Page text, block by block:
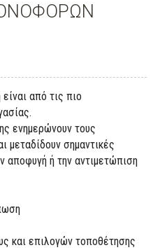
από τις πιο
ενημερώνουν τους
μεταδίδουν σημαντικές
αποφυγή ή την αντιμετώπιση
και επιλογών τοποθέτησης